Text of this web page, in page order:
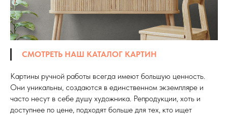
СМОТРЕТЬ НАШ КАТАЛОГ КАРТИН
Картины ручной работы всегда имеют большую ценность.
Они уникальны, создаются в единственном экземпляре и
часто несут в себе душу художника. Репродукции, хоть и
доступнее по цене, подходят больше для тех, кто ищет